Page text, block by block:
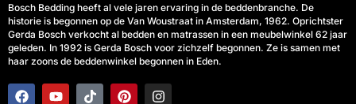
Bosch Bedding heeft al vele jaren ervaring in de beddenbranche. De
historie is begonnen op de Van Woustraat in Amsterdam, 1962. Oprichtster
Gerda Bosch verkocht al bedden en matrassen in een meubelwinkel 62 jaar
geleden. In 1992 is Gerda Bosch voor zichzelf begonnen. Ze is samen met
haar zoons de beddenwinkel begonnen in Eden.
F
Y
T
P
I